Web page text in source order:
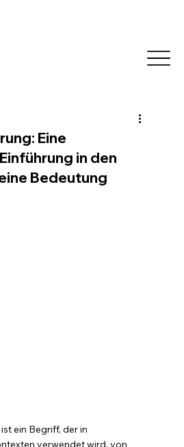
Eine
in den
Bedeutung
ein Begriff, der in
verwendet wird, von